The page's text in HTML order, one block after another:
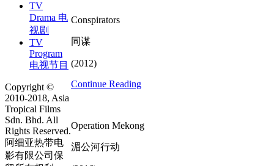
Conspirators
同谋
(2012)
Continue Reading
Operation Mekong
湄公河行动
TV
Drama 电
视剧
TV
Program
电视节目
Copyright ©
2010-2018, Asia
Tropical Films
Sdn. Bhd. All
Rights Reserved.
阿细亚热带电
影有限公司保